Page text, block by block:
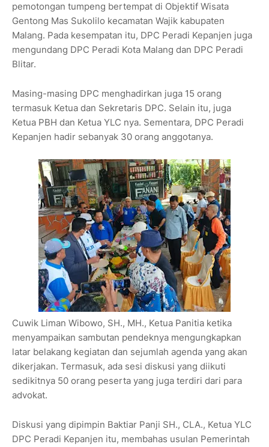
pemotongan tumpeng bertempat di Objektif Wisata
Gentong Mas Sukolilo kecamatan Wajik kabupaten
Malang. Pada kesempatan itu, DPC Peradi Kepanjen juga
mengundang DPC Peradi Kota Malang dan DPC Peradi
Blitar.
Masing-masing DPC menghadirkan juga 15 orang
termasuk Ketua dan Sekretaris DPC. Selain itu, juga
Ketua PBH dan Ketua YLC nya. Sementara, DPC Peradi
Kepanjen hadir sebanyak 30 orang anggotanya.
Cuwik Liman Wibowo, SH., MH., Ketua Panitia ketika
menyampaikan sambutan pendeknya mengungkapkan
latar belakang kegiatan dan sejumlah agenda yang akan
dikerjakan. Termasuk, ada sesi diskusi yang diikuti
sedikitnya 50 orang peserta yang juga terdiri dari para
advokat.
Diskusi yang dipimpin Baktiar Panji SH., CLA., Ketua YLC
DPC Peradi Kepanjen itu, membahas usulan Pemerintah